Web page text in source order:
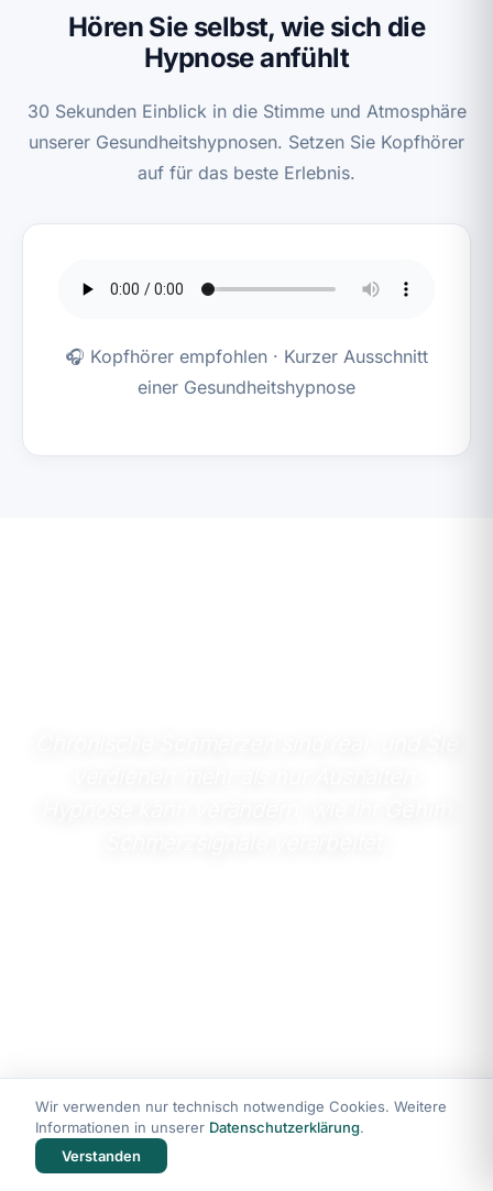
Hören Sie selbst, wie sich die
Hypnose anfühlt
30 Sekunden Einblick in die Stimme und Atmosphäre
unserer Gesundheitshypnosen. Setzen Sie Kopfhörer
auf für das beste Erlebnis.
🎧 Kopfhörer empfohlen · Kurzer Ausschnitt
einer Gesundheitshypnose
DAS KENNEN SIE
Wir verwenden nur technisch notwendige Cookies. Weitere
Informationen in unserer Datenschutzerklärung.
Verstanden